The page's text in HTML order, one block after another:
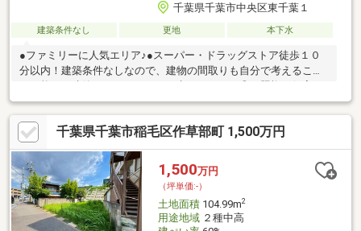
千葉県千葉市中央区東千葉１
建築条件なし 更地 本下水
●ファミリーに人気エリア♪●スーパー・ドラッグストア徒歩１０
分以内！建築条件なしなので、建物の間取りも自分で考えること
が可能で、建築についてじっくり考えられます◎日照権が侵害さ
れない第一種低層住居専用地域なので、将来の住まいも安心です
よ◎コチラは売地の情報となっています◎土地購入をお考えの方
は是非◎駅まで徒歩12分の場所に立地しています(#^^#)
千葉県千葉市稲毛区作草部町 1,500万円
1,500万円
（坪単価:-）
土地面積104.99m2
用途地域２種中高